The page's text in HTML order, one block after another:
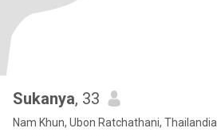
Sukanya, 33
Nam Khun, Ubon Ratchathani, Thailandia